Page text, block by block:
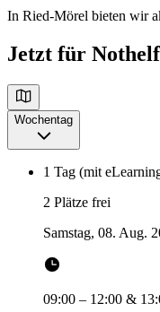
In Ried-Mörel bieten wir
Jetzt für
Wochentag
1 Tag (mit
2 Plätze frei
Samstag, 08. Aug.
09:00 – 12:00 &